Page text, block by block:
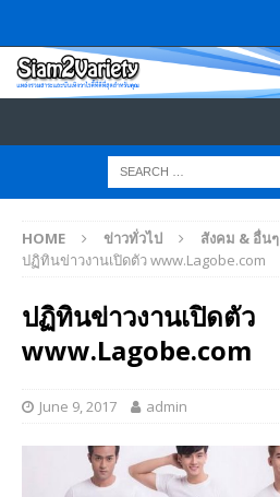
HOME ข่าวทั่วไป สังคม & อื่นๆ
ปฏิทินข่าวงานเปิดตัว www.Lagobe.com
ปฏิทินข่าวงานเปิดตัว
www.Lagobe.com
June 9, 2017 admin